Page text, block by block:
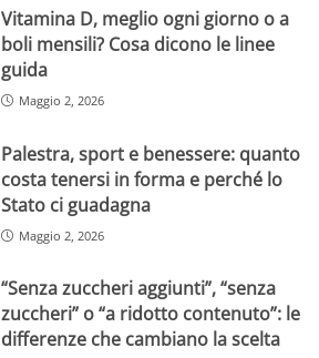
Vitamina D, meglio ogni giorno o a
boli mensili? Cosa dicono le linee
guida
Maggio 2, 2026
Palestra, sport e benessere: quanto
costa tenersi in forma e perché lo
Stato ci guadagna
Maggio 2, 2026
“Senza zuccheri aggiunti”, “senza
zuccheri” o “a ridotto contenuto”: le
differenze che cambiano la scelta